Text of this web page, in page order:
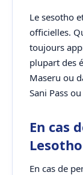
Le sesotho
officielles.
toujours
plupart des
Maseru ou
Sani Pass
En cas
Lesotho
En cas de